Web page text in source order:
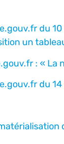
du
un
: « La
du